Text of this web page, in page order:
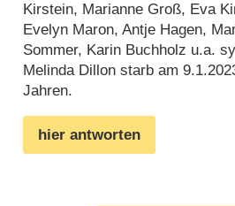
Kirstein, Marianne Groß, Eva
Evelyn Maron, Antje Hagen,
Sommer, Karin Buchholz u.a.
Melinda Dillon starb am
Jahren.
hier antworten